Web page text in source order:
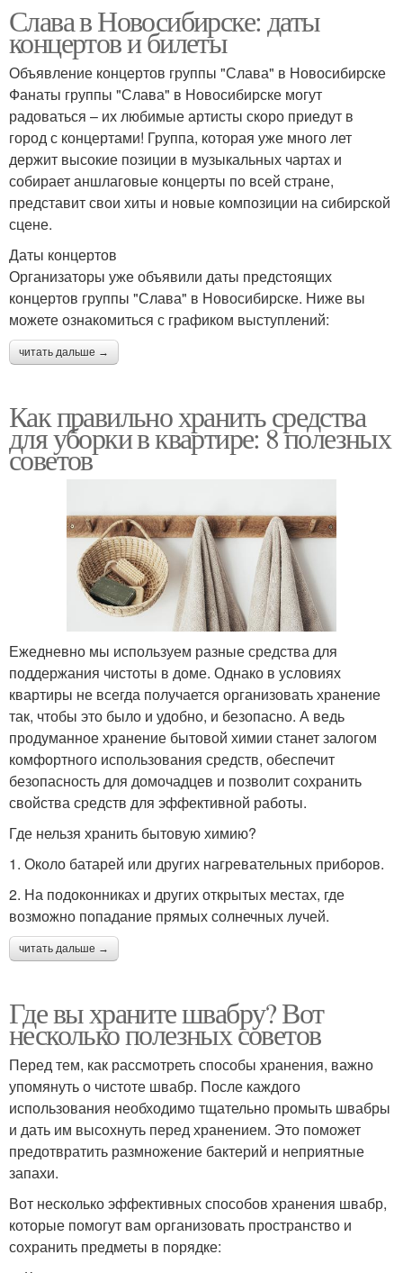
Слава в Новосибирске: даты
концертов и билеты
Объявление концертов группы "Слава" в Новосибирске
Фанаты группы "Слава" в Новосибирске могут
радоваться – их любимые артисты скоро приедут в
город с концертами! Группа, которая уже много лет
держит высокие позиции в музыкальных чартах и
собирает аншлаговые концерты по всей стране,
представит свои хиты и новые композиции на сибирской
сцене.
Даты концертов
Организаторы уже объявили даты предстоящих
концертов группы "Слава" в Новосибирске. Ниже вы
можете ознакомиться с графиком выступлений:
читать дальше →
Как правильно хранить средства
для уборки в квартире: 8 полезных
советов
Ежедневно мы используем разные средства для
поддержания чистоты в доме. Однако в условиях
квартиры не всегда получается организовать хранение
так, чтобы это было и удобно, и безопасно. А ведь
продуманное хранение бытовой химии станет залогом
комфортного использования средств, обеспечит
безопасность для домочадцев и позволит сохранить
свойства средств для эффективной работы.
Где нельзя хранить бытовую химию?
1. Около батарей или других нагревательных приборов.
2. На подоконниках и других открытых местах, где
возможно попадание прямых солнечных лучей.
читать дальше →
Где вы храните швабру? Вот
несколько полезных советов
Перед тем, как рассмотреть способы хранения, важно
упомянуть о чистоте швабр. После каждого
использования необходимо тщательно промыть швабры
и дать им высохнуть перед хранением. Это поможет
предотвратить размножение бактерий и неприятные
запахи.
Вот несколько эффективных способов хранения швабр,
которые помогут вам организовать пространство и
сохранить предметы в порядке: